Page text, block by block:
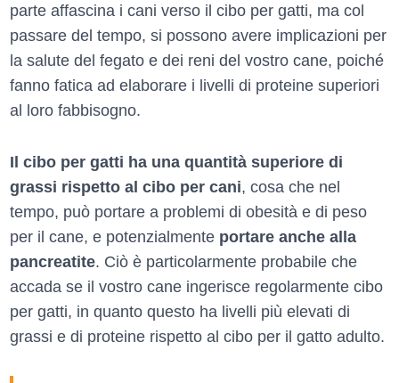
parte affascina i cani verso il cibo per gatti, ma col
passare del tempo, si possono avere implicazioni per
la salute del fegato e dei reni del vostro cane, poiché
fanno fatica ad elaborare i livelli di proteine superiori
al loro fabbisogno.
Il cibo per gatti ha una quantità superiore di
grassi rispetto al cibo per cani, cosa che nel
tempo, può portare a problemi di obesità e di peso
per il cane, e potenzialmente portare anche alla
pancreatite. Ciò è particolarmente probabile che
accada se il vostro cane ingerisce regolarmente cibo
per gatti, in quanto questo ha livelli più elevati di
grassi e di proteine rispetto al cibo per il gatto adulto.